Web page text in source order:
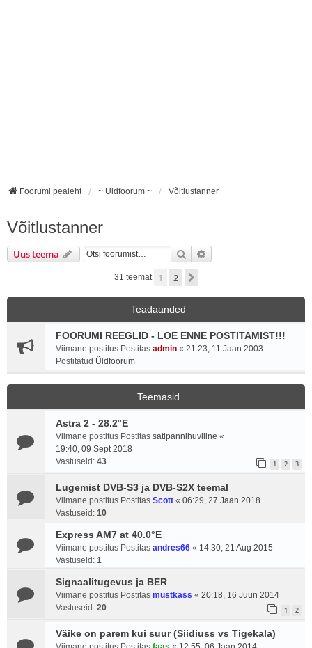
Foorumi pealeht ~ Üldfoorum ~ Võitlustanner
Võitlustanner
Uus teema Otsi
31 teemat 1 2
Teadaanded
FOORUMI REEGLID - LOE ENNE POSTITAMIST!!!
Viimane postitus Postitas admin « 21:23, 11 Jaan 2003
Postitatud Üldfoorum
Teemasid
Astra 2 - 28.2°E
Viimane postitus Postitas satipannihuviline «
19:40, 09 Sept 2018
Vastuseid: 43 1 2 3
Lugemist DVB-S3 ja DVB-S2X teemal
Viimane postitus Postitas Scott « 06:29, 27 Jaan 2018
Vastuseid: 10
Express AM7 at 40.0°E
Viimane postitus Postitas andres66 « 14:30, 21 Aug 2015
Vastuseid: 1
Signaalitugevus ja BER
Viimane postitus Postitas mustkass « 20:18, 16 Juun 2014
Vastuseid: 20 1 2
Väike on parem kui suur (Siidiuss vs Tigekala)